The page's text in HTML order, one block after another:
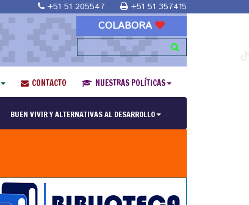
+51 51 205547 +51 51 357415
COLABORA
CONTACTO NUESTRAS POLÍTICAS
BUEN VIVIR Y ALTERNATIVAS AL DESARROLLO